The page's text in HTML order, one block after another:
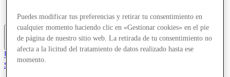
Únete al Club
Salvado
Puedes modificar tus preferencias y retirar tu consentimiento en
cualquier momento haciendo clic en «Gestionar cookies» en el pie
de página de nuestro sitio web. La retirada de tu consentimiento no
afecta a la licitud del tratamiento de datos realizado hasta ese
momento.